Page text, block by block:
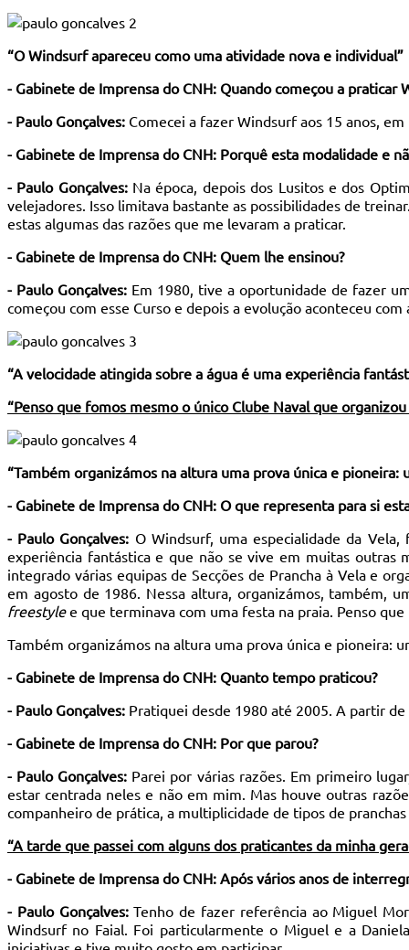
“O Windsurf apareceu como uma atividade nova e individual”
- Gabinete de Imprensa do CNH: Quando começou a praticar
- Paulo Gonçalves: Comecei a fazer Windsurf aos 15 anos, em
- Gabinete de Imprensa do CNH: Porquê esta modalidade e
- Paulo Gonçalves:Na época, depois dos Lusitos e dos
velejadores. Isso limitava bastante as possibilidades de
estas algumas das razões que me levaram a praticar.
- Gabinete de Imprensa do CNH: Quem lhe ensinou?
- Paulo Gonçalves: Em 1980, tive a oportunidade de fazer
começou com esse Curso e depois a evolução aconteceu
“A velocidade atingida sobre a água é uma experiência
“Penso que fomos mesmo o único Clube Naval que
“Também organizámos na altura uma prova única e pioneira:
- Gabinete de Imprensa do CNH: O que representa para si
- Paulo Gonçalves: O Windsurf, uma especialidade da
experiência fantástica e que não se vive em muitas outras
integrado várias equipas de Secções de Prancha à Vela e
em agosto de 1986. Nessa altura, organizámos, também,
freestylee que terminava com uma festa na praia. Penso
Também organizámos na altura uma prova única e pioneira:
- Gabinete de Imprensa do CNH: Quanto tempo praticou?
- Paulo Gonçalves: Pratiquei desde 1980 até 2005. A partir
- Gabinete de Imprensa do CNH: Por que parou?
- Paulo Gonçalves: Parei por várias razões. Em primeiro
estar centrada neles e não em mim. Mas houve outras
companheiro de prática, a multiplicidade de tipos de
“A tarde que passei com alguns dos praticantes da minha
- Gabinete de Imprensa do CNH: Após vários anos de
- Paulo Gonçalves:Tenho de fazer referência ao Miguel
Windsurf no Faial. Foi particularmente o Miguel e a